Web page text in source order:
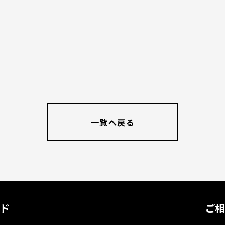
一覧へ戻る
ご